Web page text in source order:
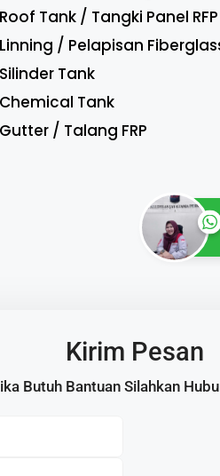
Roof Tank / Tangki Panel RFP
Linning / Pelapisan
Silinder Tank
Chemical Tank
Gutter / Talang FRP
Kirim Pesan
Butuh Bantuan Silahkan